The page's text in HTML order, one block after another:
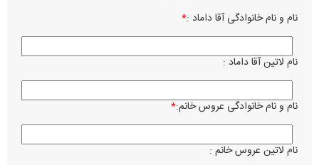
*نام و نام خانوادگی آقا داماد :
نام لاتین آقا داماد :
*نام و نام خانوادگی عروس خانم:
نام لاتین عروس خانم :